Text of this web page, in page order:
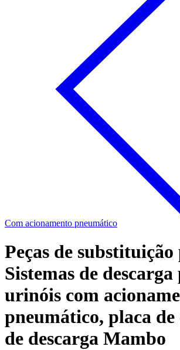
Com acionamento pneumático
Peças de
Sistemas de
urinóis com
pneumático, placa de
de descarga Mambo